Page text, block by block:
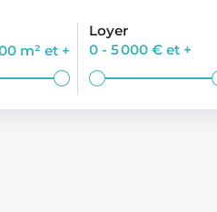
m²et +
Loyer
0 - 5 000 €et +